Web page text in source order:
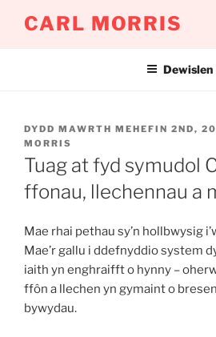
CARL MORRIS
Dewislen
COFNODWYD
AR
DYDD MAWRTH MEHEFIN 2ND,
MORRIS
Tuag at fyd symudol
ffonau, llechennau a
Mae rhai pethau sy’n hollbwysig
Mae’r gallu i ddefnyddio system
iaith yn enghraifft o hynny –
ffôn a llechen yn gymaint o
bywydau.